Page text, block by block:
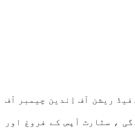
ریشن آف اِندین چیمبر آف
، سٹارٹ اَپس کے فروغ اور